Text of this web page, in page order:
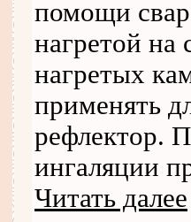
помощи
нагретой на
нагретых
применять
рефлектор.
ингаляции
Читать далее